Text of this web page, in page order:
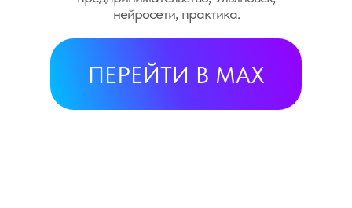
нейросети, практика.
ПЕРЕЙТИ В МАХ